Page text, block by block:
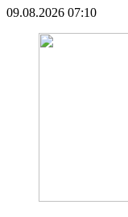
09.08.2026 07:10